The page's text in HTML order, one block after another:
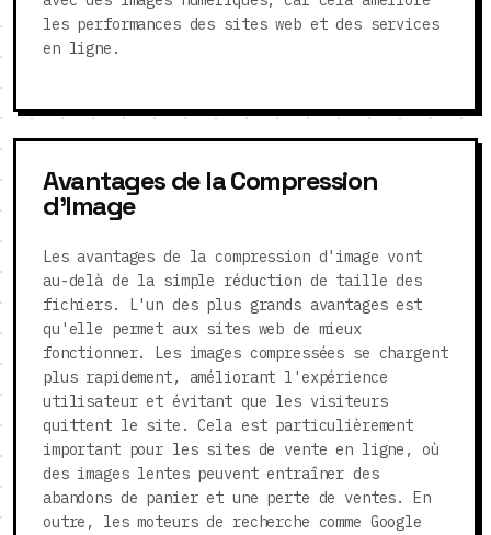
les performances des sites web et des services
en ligne.
Avantages de la Compression
d'Image
Les avantages de la compression d'image vont
au-delà de la simple réduction de taille des
fichiers. L'un des plus grands avantages est
qu'elle permet aux sites web de mieux
fonctionner. Les images compressées se chargent
plus rapidement, améliorant l'expérience
utilisateur et évitant que les visiteurs
quittent le site. Cela est particulièrement
important pour les sites de vente en ligne, où
des images lentes peuvent entraîner des
abandons de panier et une perte de ventes. En
outre, les moteurs de recherche comme Google